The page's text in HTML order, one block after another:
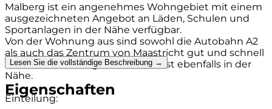
Malberg ist ein angenehmes Wohngebiet mit einem
ausgezeichneten Angebot an Läden, Schulen und
Sportanlagen in der Nähe verfügbar.
Von der Wohnung aus sind sowohl die Autobahn A2
als auch das Zentrum von Maastricht gut und schnell
erreichbar, die belgische Grenze ist ebenfalls in der
Nähe.
Einteilung:
Lesen Sie die vollständige Beschreibung →
Eigenschaften